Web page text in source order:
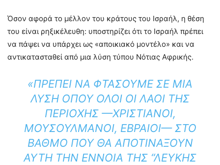
Όσον αφορά το μέλλον του κράτους του Ισραήλ, η θέση
του είναι ρηξικέλευθη: υποστηρίζει ότι το Ισραήλ πρέπει
να πάψει να υπάρχει ως «αποικιακό μοντέλο» και να
αντικατασταθεί από μια λύση τύπου Νότιας Αφρικής.
«ΠΡΈΠΕΙ ΝΑ ΦΤΆΣΟΥΜΕ ΣΕ ΜΙΑ
ΛΎΣΗ ΌΠΟΥ ΌΛΟΙ ΟΙ ΛΑΟΊ ΤΗΣ
ΠΕΡΙΟΧΉΣ —ΧΡΙΣΤΙΑΝΟΊ,
ΜΟΥΣΟΥΛΜΆΝΟΙ, ΕΒΡΑΊΟΙ— ΣΤΟ
ΒΑΘΜΌ ΠΟΥ ΘΑ ΑΠΟΤΙΝΆΞΟΥΝ
ΑΥΤΉ ΤΗΝ ΈΝΝΟΙΑ ΤΗΣ “ΛΕΥΚΉΣ